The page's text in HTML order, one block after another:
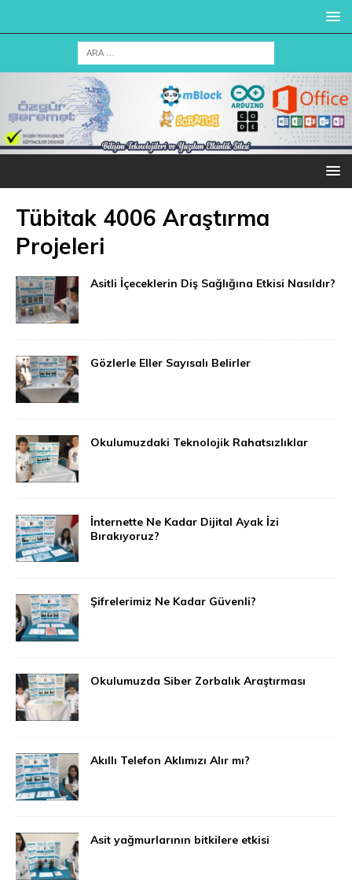
Tübitak 4006 Araştırma
Projeleri
Asitli İçeceklerin Diş Sağlığına Etkisi Nasıldır?
Gözlerle Eller Sayısalı Belirler
Okulumuzdaki Teknolojik Rahatsızlıklar
İnternette Ne Kadar Dijital Ayak İzi
Bırakıyoruz?
Şifrelerimiz Ne Kadar Güvenli?
Okulumuzda Siber Zorbalık Araştırması
Akıllı Telefon Aklımızı Alır mı?
Asit yağmurlarının bitkilere etkisi